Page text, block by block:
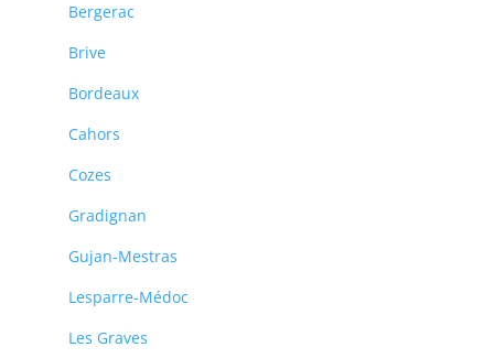
Bergerac
Brive
Bordeaux
Cahors
Cozes
Gradignan
Gujan-Mestras
Lesparre-Médoc
Les Graves